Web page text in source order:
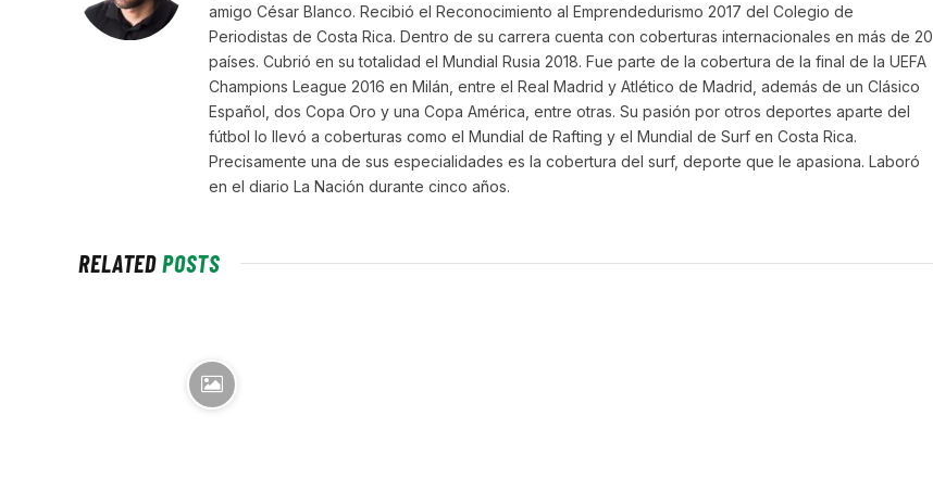
amigo César Blanco. Recibió el Reconocimiento al Emprendedurismo 2017 del Colegio de
Periodistas de Costa Rica. Dentro de su carrera cuenta con coberturas internacionales en más de 20
países. Cubrió en su totalidad el Mundial Rusia 2018. Fue parte de la cobertura de la final de la UEFA
Champions League 2016 en Milán, entre el Real Madrid y Atlético de Madrid, además de un Clásico
Español, dos Copa Oro y una Copa América, entre otras. Su pasión por otros deportes aparte del
fútbol lo llevó a coberturas como el Mundial de Rafting y el Mundial de Surf en Costa Rica.
Precisamente una de sus especialidades es la cobertura del surf, deporte que le apasiona. Laboró
en el diario La Nación durante cinco años.
RELATEDPOSTS